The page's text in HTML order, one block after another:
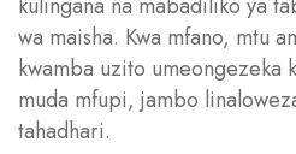
wa maisha. Kwa mfano, mtu
kwamba uzito umeongezeka
muda mfupi, jambo
tahadhari.